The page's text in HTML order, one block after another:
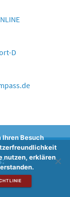
D
Ihren Besuch
nutzen, erklären